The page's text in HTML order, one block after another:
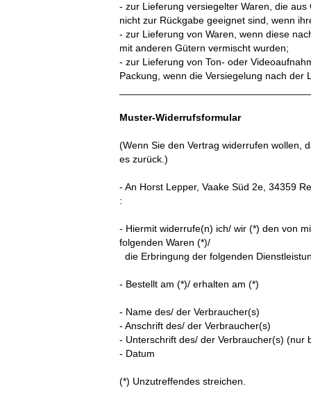
- zur Lieferung versiegelter Waren, die
nicht zur Rückgabe geeignet sind, wenn
- zur Lieferung von Waren, wenn diese
mit anderen Gütern vermischt wurden;
- zur Lieferung von Ton- oder
Packung, wenn die Versiegelung nach der
Muster-Widerrufsformular
(Wenn Sie den Vertrag widerrufen wollen,
es zurück.)
- An Horst Lepper, Vaake Süd 2e, 34359
:
- Hiermit widerrufe(n) ich/ wir (*) den von
folgenden Waren (*)/
die Erbringung der folgenden
- Bestellt am (*)/ erhalten am (*)
- Name des/ der Verbraucher(s)
- Anschrift des/ der Verbraucher(s)
- Unterschrift des/ der Verbraucher(s) (nur
- Datum
(*) Unzutreffendes streichen.